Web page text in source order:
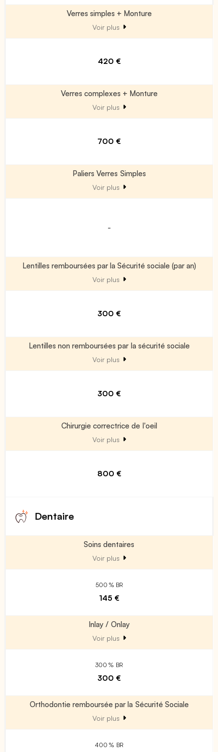
Verres simples + Monture
Voir plus
420 €
Verres complexes + Monture
Voir plus
700 €
Paliers Verres Simples
Voir plus
-
Lentilles remboursées par la Sécurité sociale (par an)
Voir plus
300 €
Lentilles non remboursées par la sécurité sociale
Voir plus
300 €
Chirurgie correctrice de l'oeil
Voir plus
800 €
Dentaire
Soins dentaires
Voir plus
500 % BR
145 €
Inlay / Onlay
Voir plus
300 % BR
300 €
Orthodontie remboursée par la Sécurité Sociale
Voir plus
400 % BR